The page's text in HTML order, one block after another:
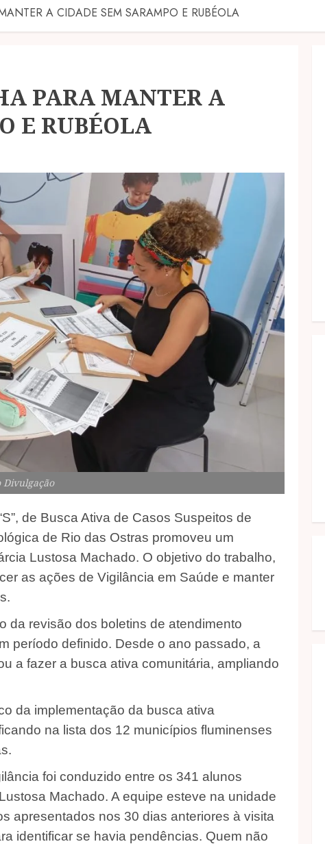
A CIDADE SEM SARAMPO E RUBÉOLA
PARA MANTER A
E RUBÉOLA
Divulgação
de Busca Ativa de Casos Suspeitos de
de Rio das Ostras promoveu um
Lustosa Machado. O objetivo do trabalho,
as ações de Vigilância em Saúde e manter
da revisão dos boletins de atendimento
período definido. Desde o ano passado, a
a fazer a busca ativa comunitária, ampliando
da implementação da busca ativa
na lista dos 12 municípios fluminenses
foi conduzido entre os 341 alunos
Machado. A equipe esteve na unidade
apresentados nos 30 dias anteriores à visita
identificar se havia pendências. Quem não